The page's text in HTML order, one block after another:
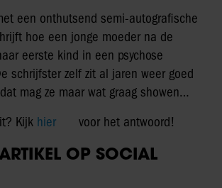
een onthutsend semi-autografische
hoe een jonge moeder na de
eerste kind in een psychose
schrijfster zelf zit al jaren weer goed
mag ze maar wat graag showen…
Kijk hier voor het antwoord!
OP SOCIAL